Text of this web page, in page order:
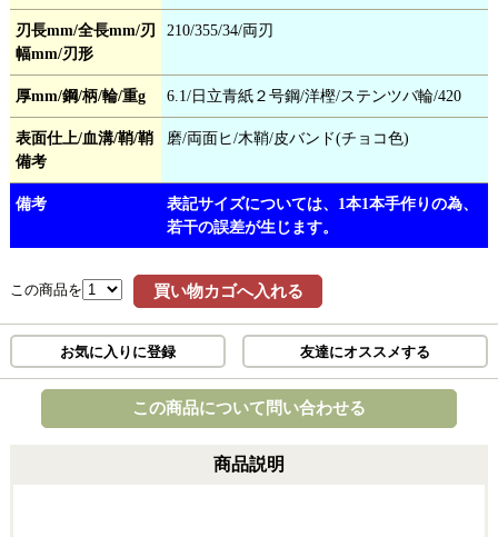
刃長mm/全長mm/刃
幅mm/刃形
210/355/34/両刃
厚mm/鋼/柄/輪/重g 6.1/日立青紙２号鋼/洋樫/ステンツバ輪/420
表面仕上/血溝/鞘/鞘
備考
磨/両面ヒ/木鞘/皮バンド(チョコ色)
備考
表記サイズについては、1本1本手作りの為、
若干の誤差が生じます。
この商品を 買い物カゴへ入れる
お気に入りに登録 友達にオススメする
この商品について問い合わせる
商品説明